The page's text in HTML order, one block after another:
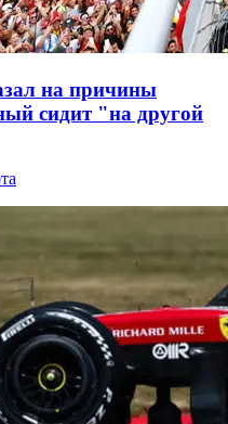
на причины
сидит "на другой